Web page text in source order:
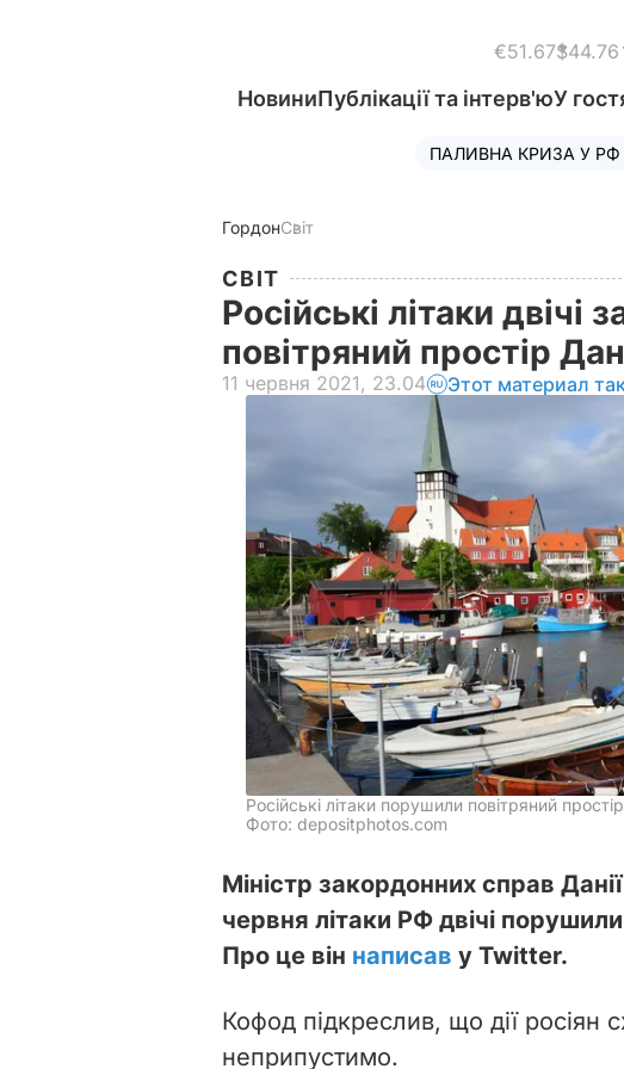
€51.67$44.76
НовиниПублікації та інтерв'юУ
ПАЛИВНА КРИЗА У РФ
ГордонСвіт
СВІТ
Російські літаки
повітряний простір
11 червня 2021, 23.04 Этот материал
Російські літаки порушили повітряний
Фото: depositphotos.com
Міністр закордонних справ
червня літаки РФ двічі
Про це він написав у Twitter.
Кофод підкреслив, що дії росіян
неприпустимо.